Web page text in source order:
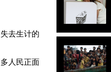
去生计的
人民正面